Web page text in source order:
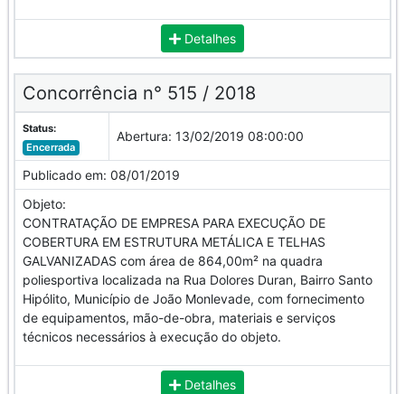
Detalhes
Concorrência n° 515 / 2018
Status:
Encerrada
Abertura: 13/02/2019 08:00:00
Publicado em: 08/01/2019
Objeto:
CONTRATAÇÃO DE EMPRESA PARA EXECUÇÃO DE
COBERTURA EM ESTRUTURA METÁLICA E TELHAS
GALVANIZADAS com área de 864,00m² na quadra
poliesportiva localizada na Rua Dolores Duran, Bairro Santo
Hipólito, Município de João Monlevade, com fornecimento
de equipamentos, mão-de-obra, materiais e serviços
técnicos necessários à execução do objeto.
Detalhes